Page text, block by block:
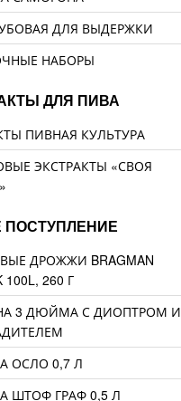
ДЛЯ ВЫДЕРЖКИ
НАБОРЫ
ДЛЯ ПИВА
ПИВНАЯ КУЛЬТУРА
ЭКСТРАКТЫ «СВОЯ
ПОСТУПЛЕНИЕ
ДРОЖЖИ BRAGMAN
100L, 260 Г
3 ДЮЙМА С ДИОПТРОМ И
ОСЛО 0,7 Л
ШТОФ ГРАФ 0,5 Л